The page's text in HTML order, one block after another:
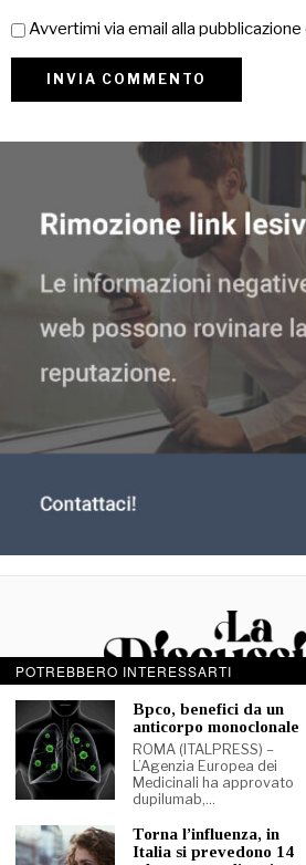
Avvertimi via email alla
2026- TUTTI I DIRITTI
La Discussione S.r.l. – Piazza
C.F. e P. IVA
Registrazione Tribunale di Roma
La società editrice è iscritta al
POTREBBERO INTERESSARTI
⁠⁠Bpco, benefici da un
anticorpo monoclonale
ROMA (ITALPRESS) –
L’Agenzia Europea dei
Medicinali ha approvato
dupilumab,…
⁠Torna l’influenza, in
Italia si prevedono 14